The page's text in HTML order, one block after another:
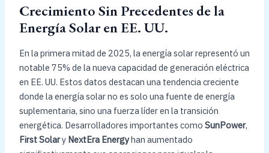
Crecimiento Sin Precedentes de la
Energía Solar en EE. UU.
En la primera mitad de 2025, la energía solar representó un
notable 75% de la nueva capacidad de generación eléctrica
en EE. UU. Estos datos destacan una tendencia creciente
donde la energía solar no es solo una fuente de energía
suplementaria, sino una fuerza líder en la transición
energética. Desarrolladores importantes como SunPower,
First Solary NextEra Energyhan aumentado